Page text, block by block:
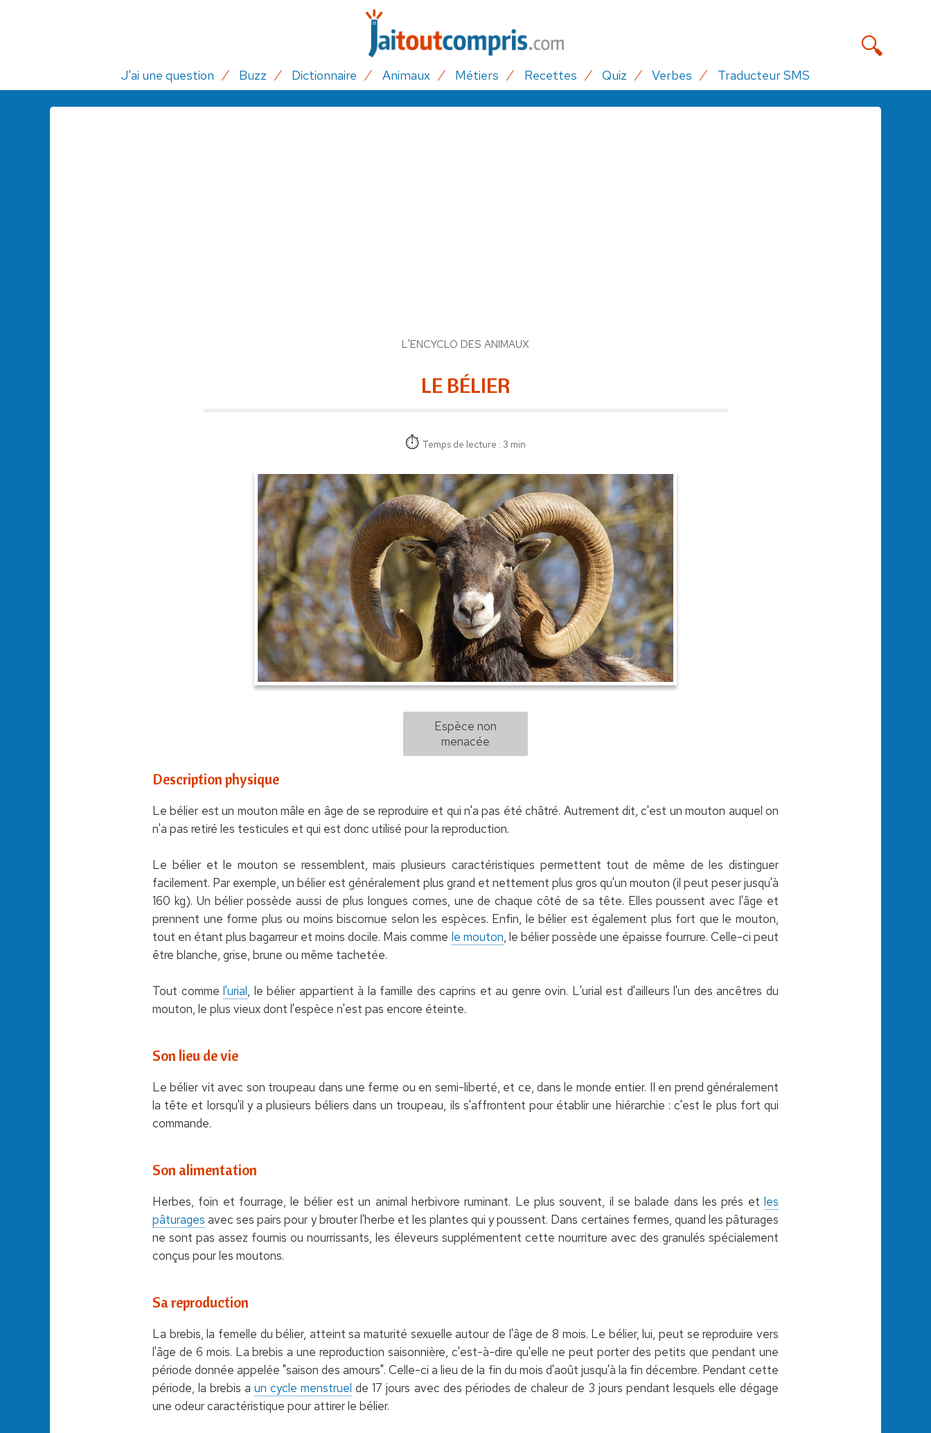
J'ai une question Buzz Dictionnaire Animaux Métiers Recettes Quiz Verbes Traducteur SMS
L'ENCYCLO DES ANIMAUX
LE BÉLIER
Temps de lecture : 3 min
Espèce non
menacée
Description physique
Le bélier est un mouton mâle en âge de se reproduire et qui n'a pas été châtré. Autrement dit, c'est un mouton auquel on
n'a pas retiré les testicules et qui est donc utilisé pour la reproduction.
Le bélier et le mouton se ressemblent, mais plusieurs caractéristiques permettent tout de même de les distinguer
facilement. Par exemple, un bélier est généralement plus grand et nettement plus gros qu'un mouton (il peut peser jusqu'à
160 kg). Un bélier possède aussi de plus longues cornes, une de chaque côté de sa tête. Elles poussent avec l'âge et
prennent une forme plus ou moins biscornue selon les espèces. Enfin, le bélier est également plus fort que le mouton,
tout en étant plus bagarreur et moins docile. Mais comme le mouton, le bélier possède une épaisse fourrure. Celle-ci peut
être blanche, grise, brune ou même tachetée.
Tout commel'urial, le bélier appartient à la famille des caprins et au genre ovin. L'urial est d'ailleurs l'un des ancêtres du
mouton, le plus vieux dont l'espèce n'est pas encore éteinte.
Son lieu de vie
Le bélier vit avec son troupeau dans une ferme ou en semi-liberté, et ce, dans le monde entier. Il en prend généralement
la tête et lorsqu'il y a plusieurs béliers dans un troupeau, ils s'affrontent pour établir une hiérarchie : c'est le plus fort qui
commande.
Son alimentation
Herbes, foin et fourrage, le bélier est un animal herbivore ruminant. Le plus souvent, il se balade dans les prés et les
pâturages avec ses pairs pour y brouter l'herbe et les plantes qui y poussent. Dans certaines fermes, quand les pâturages
ne sont pas assez fournis ou nourrissants, les éleveurs supplémentent cette nourriture avec des granulés spécialement
conçus pour les moutons.
Sa reproduction
La brebis, la femelle du bélier, atteint sa maturité sexuelle autour de l'âge de 8 mois. Le bélier, lui, peut se reproduire vers
l'âge de 6 mois. La brebis a une reproduction saisonnière, c'est-à-dire qu'elle ne peut porter des petits que pendant une
période donnée appelée "saison des amours". Celle-ci a lieu de la fin du mois d'août jusqu'à la fin décembre. Pendant cette
période, la brebis aun cycle menstruel de 17 jours avec des périodes de chaleur de 3 jours pendant lesquels elle dégage
une odeur caractéristique pour attirer le bélier.